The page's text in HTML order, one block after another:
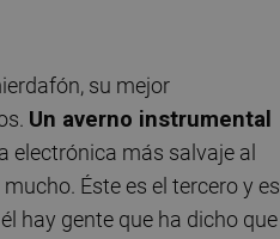
su mejor
Un averno instrumental
electrónica más salvaje al
Éste es el tercero y es
hay gente que ha dicho que